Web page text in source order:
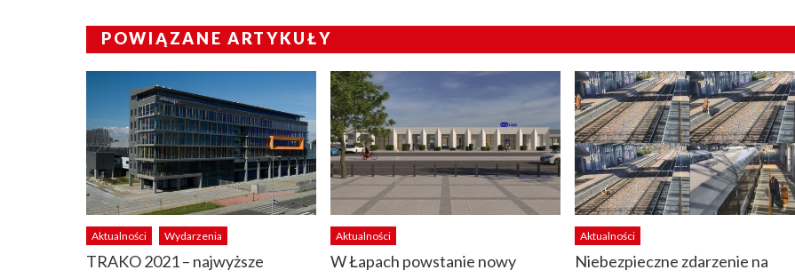
POWIĄZANE ARTYKUŁY
Aktualności Wydarzenia
TRAKO 2021 – najwyższe
Aktualności
W Łapach powstanie nowy
Aktualności
Niebezpieczne zdarzenie na